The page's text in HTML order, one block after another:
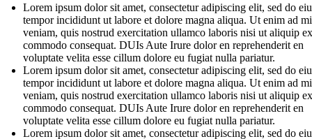
Lorem ipsum dolor sit amet, consectetur adipiscing elit, sed do
tempor incididunt ut labore et dolore magna aliqua. Ut enim ad
veniam, quis nostrud exercitation ullamco laboris nisi ut aliquip
commodo consequat. DUIs Aute Irure dolor en reprehenderit en
voluptate velita esse cillum dolore eu fugiat nulla pariatur.
Lorem ipsum dolor sit amet, consectetur adipiscing elit, sed do
tempor incididunt ut labore et dolore magna aliqua. Ut enim ad
veniam, quis nostrud exercitation ullamco laboris nisi ut aliquip
commodo consequat. DUIs Aute Irure dolor en reprehenderit en
voluptate velita esse cillum dolore eu fugiat nulla pariatur.
Lorem ipsum dolor sit amet, consectetur adipiscing elit, sed do